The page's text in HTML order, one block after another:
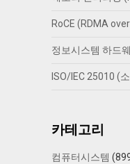
RoCE (RDMA
정보시스템 하드
ISO/IEC 25010 (
카테고리
컴퓨터시스템